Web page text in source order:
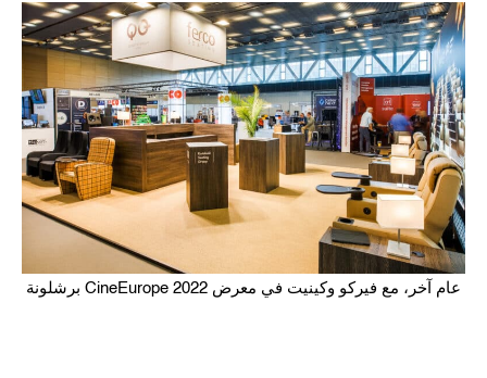
عام آخر، مع فيركو وكينيت في معرض CineEurope 2022 برشلونة